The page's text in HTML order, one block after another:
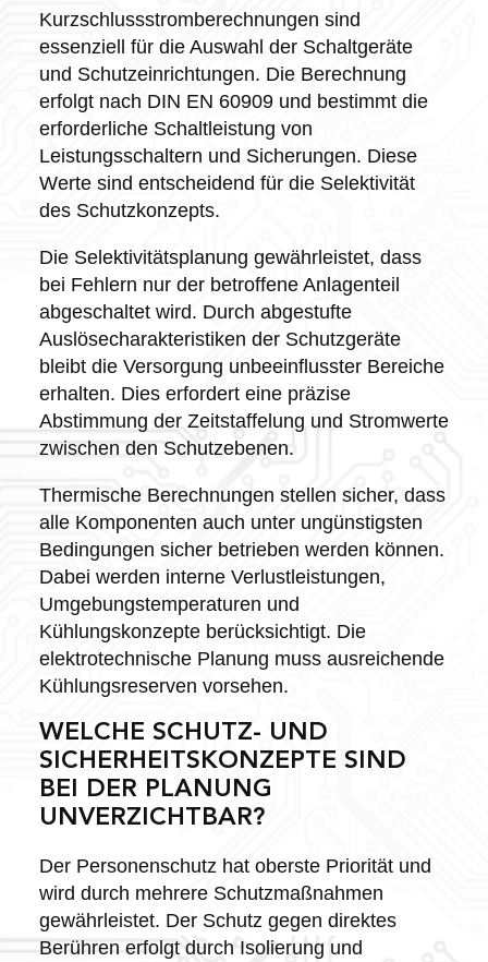
Kurzschlussstromberechnungen sind
essenziell für die Auswahl der Schaltgeräte
und Schutzeinrichtungen. Die Berechnung
erfolgt nach DIN EN 60909 und bestimmt die
erforderliche Schaltleistung von
Leistungsschaltern und Sicherungen. Diese
Werte sind entscheidend für die Selektivität
des Schutzkonzepts.
Die Selektivitätsplanung gewährleistet, dass
bei Fehlern nur der betroffene Anlagenteil
abgeschaltet wird. Durch abgestufte
Auslösecharakteristiken der Schutzgeräte
bleibt die Versorgung unbeeinflusster Bereiche
erhalten. Dies erfordert eine präzise
Abstimmung der Zeitstaffelung und Stromwerte
zwischen den Schutzebenen.
Thermische Berechnungen stellen sicher, dass
alle Komponenten auch unter ungünstigsten
Bedingungen sicher betrieben werden können.
Dabei werden interne Verlustleistungen,
Umgebungstemperaturen und
Kühlungskonzepte berücksichtigt. Die
elektrotechnische Planung muss ausreichende
Kühlungsreserven vorsehen.
WELCHE SCHUTZ- UND
SICHERHEITSKONZEPTE SIND
BEI DER PLANUNG
UNVERZICHTBAR?
Der Personenschutz hat oberste Priorität und
wird durch mehrere Schutzmaßnahmen
gewährleistet. Der Schutz gegen direktes
Berühren erfolgt durch Isolierung und